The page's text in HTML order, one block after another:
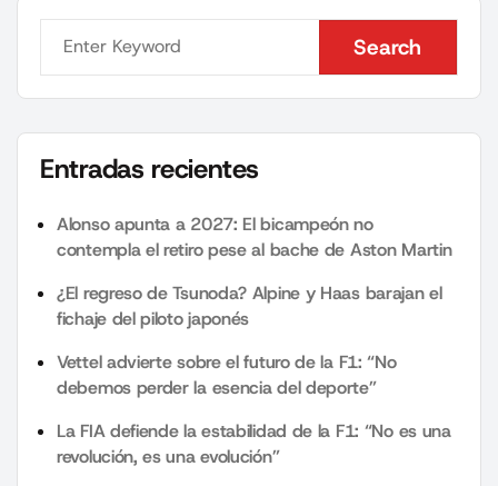
Search
Search
Entradas recientes
Alonso apunta a 2027: El bicampeón no
contempla el retiro pese al bache de Aston Martin
¿El regreso de Tsunoda? Alpine y Haas barajan el
fichaje del piloto japonés
Vettel advierte sobre el futuro de la F1: “No
debemos perder la esencia del deporte”
La FIA defiende la estabilidad de la F1: “No es una
revolución, es una evolución”